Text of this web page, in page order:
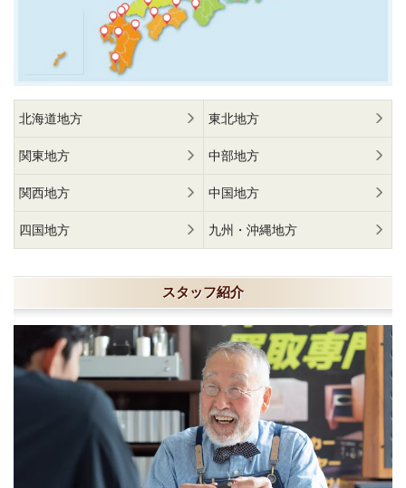
北海道地方 東北地方
関東地方 中部地方
関西地方 中国地方
四国地方 九州・沖縄地方
スタッフ紹介